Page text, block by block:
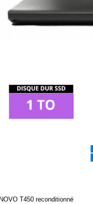
T450 reconditionné